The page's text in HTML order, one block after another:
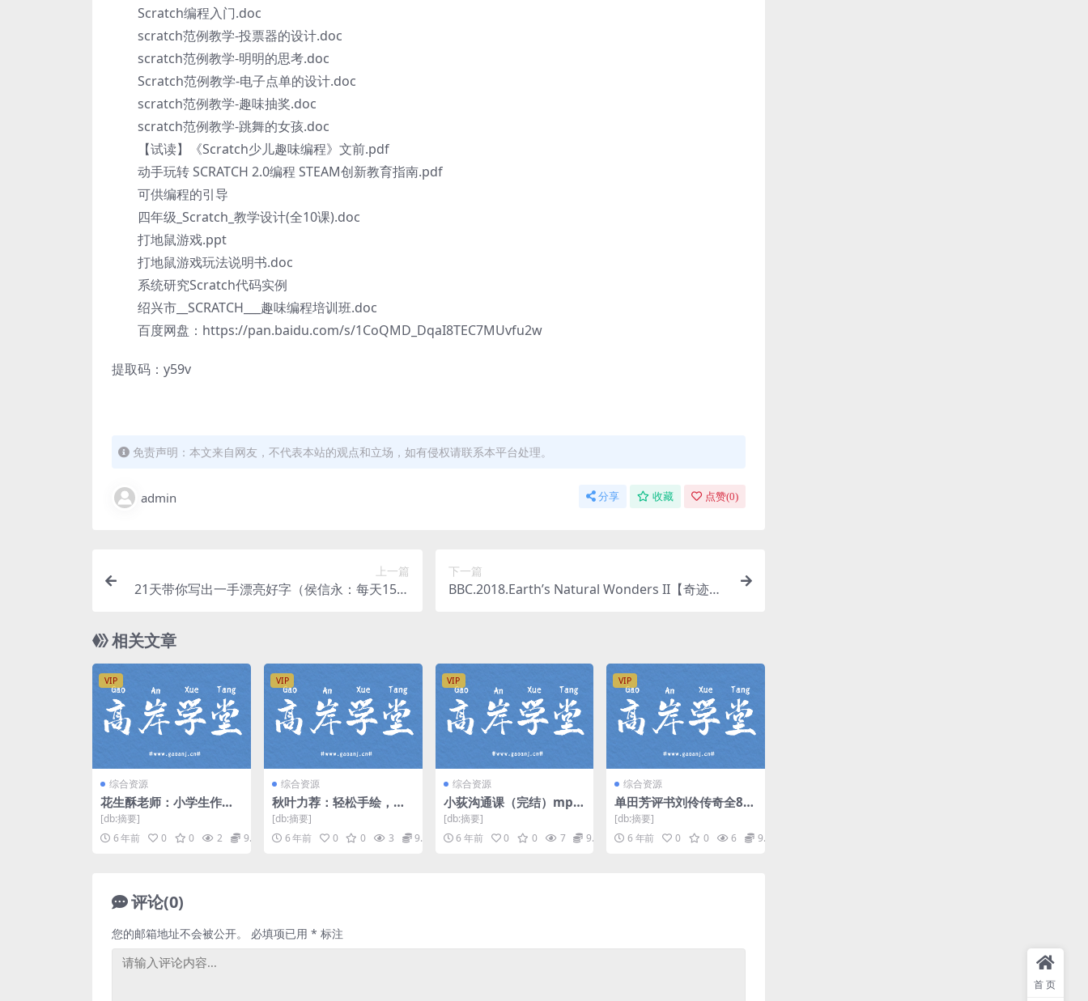
Scratch编程入门.doc
scratch范例教学-投票器的设计.doc
scratch范例教学-明明的思考.doc
Scratch范例教学-电子点单的设计.doc
scratch范例教学-趣味抽奖.doc
scratch范例教学-跳舞的女孩.doc
【试读】《Scratch少儿趣味编程》文前.pdf
动手玩转 SCRATCH 2.0编程 STEAM创新教育指南.pdf
可供编程的引导
四年级_Scratch_教学设计(全10课).doc
打地鼠游戏.ppt
打地鼠游戏玩法说明书.doc
系统研究Scratch代码实例
绍兴市__SCRATCH___趣味编程培训班.doc
百度网盘： https://pan.baidu.com/s/1CoQMD_DqaI8TEC7MUvfu2w
提取码：y59v
免责声明：本文来自网友，不代表本站的观点和立场，如有侵权请联系本平台处理。
admin 分享 收藏 点赞(0)
上一篇
21天带你写出一手漂亮好字（侯信永：每天15分
下一篇
BBC.2018.Earth’s Natural Wonders II【奇迹之
相关文章
VIP
综合资源
花生酥老师：小学生作文3
6计 mp3音频 百度网盘
[db:摘要]
6 年前
0 0 2 9.9
VIP
综合资源
秋叶力荐：轻松手绘，用
简笔画提升竞争力（标清
视频）百度网盘
[db:摘要]
6 年前
0 0 3 9.9
VIP
综合资源
小荻沟通课（完结）mp3
音频 百度网盘
[db:摘要]
6 年前
0 0 7 9.9
VIP
综合资源
单田芳评书刘伶传奇全80
集 mp3音频 百度网盘
[db:摘要]
6 年前
0 0 6 9.9
评论(0)
您的邮箱地址不会被公开。 必填项已用 * 标注
首页